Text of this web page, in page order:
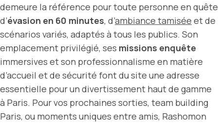
demeure la référence pour toute personne en quête
d’évasion en 60 minutes, d’ambiance tamisée et de
scénarios variés, adaptés à tous les publics. Son
emplacement privilégié, ses missions enquête
immersives et son professionnalisme en matière
d’accueil et de sécurité font du site une adresse
essentielle pour un divertissement haut de gamme
à Paris. Pour vos prochaines sorties, team building
Paris, ou moments uniques entre amis, Rashomon